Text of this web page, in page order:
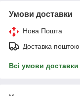
Умови доставки
Нова Пошта
Доставка поштою
Всі умови доставки